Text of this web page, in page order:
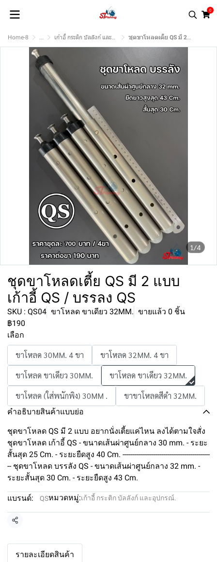
0
Home-8 ... เก้าอี้ กระติก บัลลังก์ และอุปกรณ์. ชุดขาโหลดเตี้ย QS มี 2 แบบ เก้าอี้ QS / บรรลง QS
1/4
ชุดขาโหลดเตี้ย QS มี 2 แบบ
เก้าอี้ QS / บรรลง QS
SKU : QS04 ขาโหลด ขาเดียว 32MM. ขายแล้ว 0 ชิ้น
฿190
เลือก
ขาโหลด 30MM. 4 ขา
ขาโหลด 32MM. 4 ขา
ขาโหลด ขาเดียว 30MM.
ขาโหลด ขาเดียว 32MM.
ขาโหลด (ใส่พนักพิง) 30MM .
ขาขาโหลดสีดำ 32MM.
คำอธิบายสินค้าแบบย่อ
ชุดขาโหลด QS มี 2 แบบ อยากนั่งเตี้ยแค่ไหน ลงได้ตามใจสั่ง
ชุดขาโหลด เก้าอี้ QS - ขนาดเส้นผ่าศูนย์กลาง 30 mm. - ระยะ
สั้นสุด 25 Cm. - ระยะยืดสูง 40 Cm. ---------------------------------------------
-- ชุดขาโหลด บรรลัง QS - ขนาดเส้นผ่าศูนย์กลาง 32 mm. -
ระยะสั้นสุด 30 Cm. - ระยะยืดสูง 43 Cm.
แบรนด์: QSหมวดหมู่:เก้าอี้ กระติก บัลลังก์ และอุปกรณ์.
แชร์
รายละเอียดสินค้า